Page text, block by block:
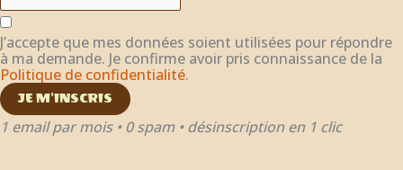
J’accepte que mes données soient utilisées pour répondre
à ma demande. Je confirme avoir pris connaissance de la
Politique de confidentialité.
JE M'INSCRIS
1 email par mois • 0 spam • désinscription en 1 clic